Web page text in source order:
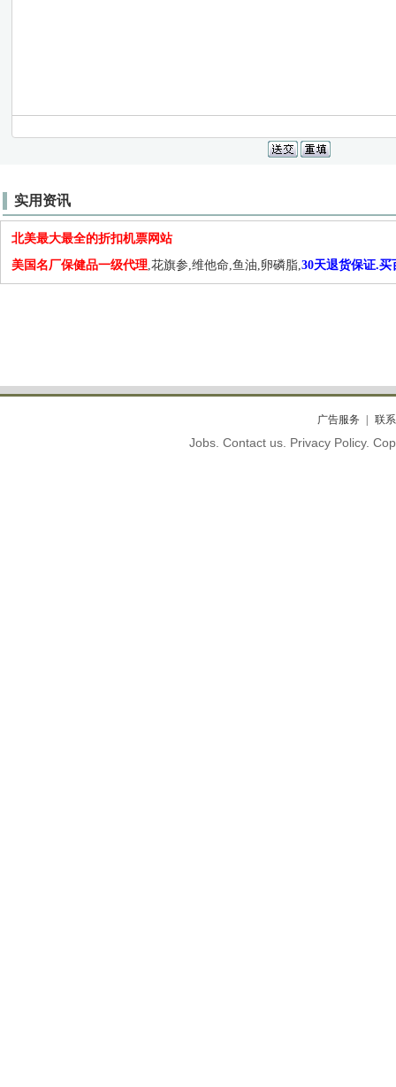
实用资讯
北美最大最全的折扣机票网站
美国名厂保健品一级代理,花旗参,维他命,鱼油,卵磷脂,30天退货保证.买
广告服务 联
Jobs. Contact us. Privacy Policy.